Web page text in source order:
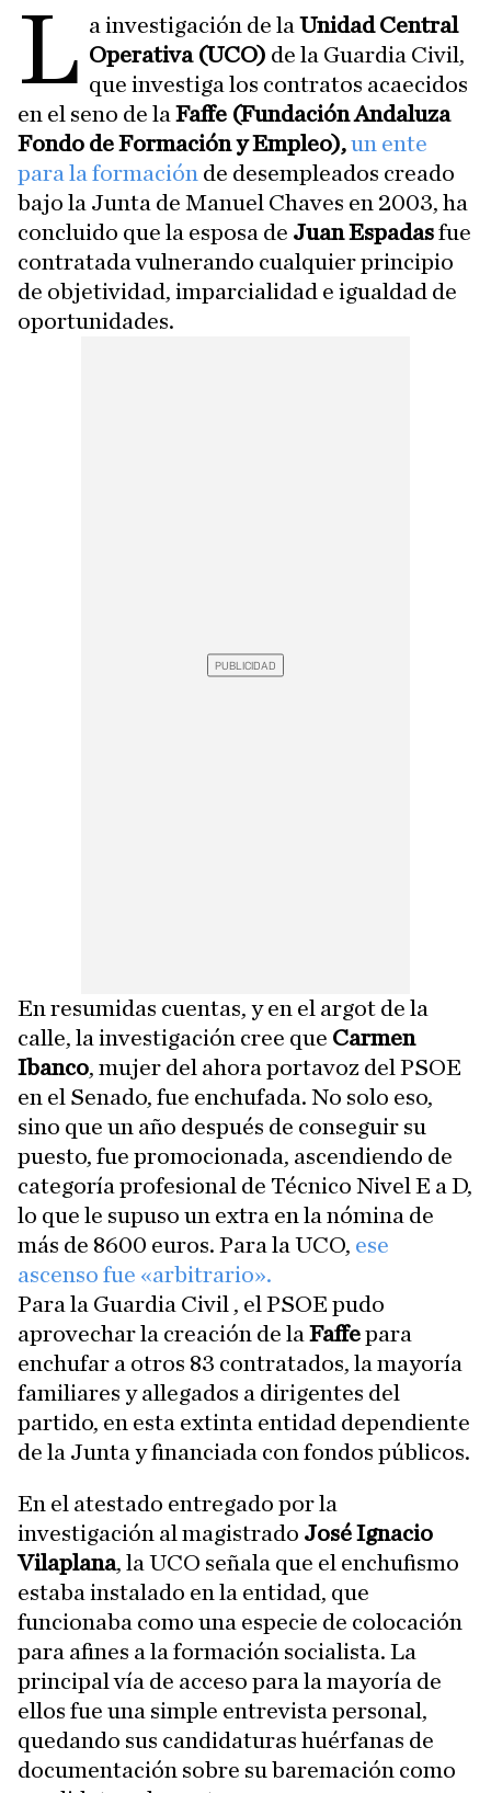
L a investigación de laUnidad Central
Operativa (UCO) de la Guardia Civil,
que investiga los contratos acaecidos
en el seno de la Faffe (Fundación Andaluza
Fondo de Formación y Empleo),un ente
para la formación de desempleados creado
bajo la Junta de Manuel Chaves en 2003, ha
concluido que la esposa de Juan Espadasfue
contratada vulnerando cualquier principio
de objetividad, imparcialidad e igualdad de
oportunidades.
En resumidas cuentas, y en el argot de la
calle, la investigación cree que Carmen
Ibanco, mujer del ahora portavoz del PSOE
en el Senado, fue enchufada. No solo eso,
sino que un año después de conseguir su
puesto, fue promocionada, ascendiendo de
categoría profesional de Técnico Nivel E a D,
lo que le supuso un extra en la nómina de
más de 8600 euros. Para la UCO, ese
ascenso fue «arbitrario».
Para la Guardia Civil , el PSOE pudo
aprovechar la creación de la Faffepara
enchufar a otros 83 contratados, la mayoría
familiares y allegados a dirigentes del
partido, en esta extinta entidad dependiente
de la Junta y financiada con fondos públicos.
En el atestado entregado por la
investigación al magistrado José Ignacio
Vilaplana, la UCO señala que el enchufismo
estaba instalado en la entidad, que
funcionaba como una especie de colocación
para afines a la formación socialista. La
principal vía de acceso para la mayoría de
ellos fue una simple entrevista personal,
quedando sus candidaturas huérfanas de
documentación sobre su baremación como